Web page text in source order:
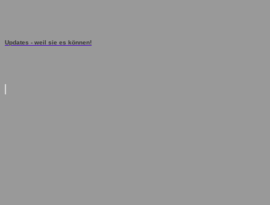
Updates - weil sie es können!